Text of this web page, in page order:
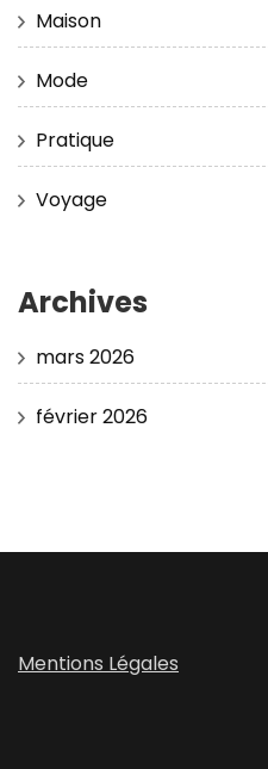
Maison
Mode
Pratique
Voyage
Archives
mars 2026
février 2026
Mentions Légales